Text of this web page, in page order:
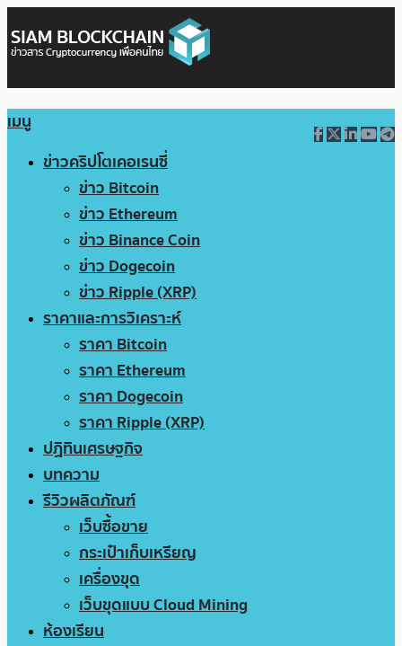
เมนู
ข่าวคริปโตเคอเรนซี่
ข่าว Bitcoin
ข่าว Ethereum
ข่าว Binance Coin
ข่าว Dogecoin
ข่าว Ripple (XRP)
ราคาและการวิเคราะห์
ราคา Bitcoin
ราคา Ethereum
ราคา Dogecoin
ราคา Ripple (XRP)
ปฏิทินเศรษฐกิจ
บทความ
รีวิวผลิตภัณฑ์
เว็บซื้อขาย
กระเป๋าเก็บเหรียญ
เครื่องขุด
เว็บขุดแบบ Cloud Mining
ห้องเรียน